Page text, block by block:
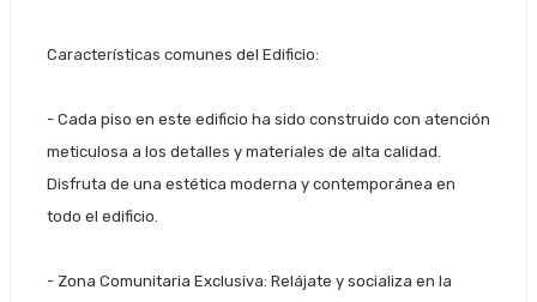
Características comunes del Edificio:
- Cada piso en este edificio ha sido construido con atención
meticulosa a los detalles y materiales de alta calidad.
Disfruta de una estética moderna y contemporánea en
todo el edificio.
- Zona Comunitaria Exclusiva: Relájate y socializa en la